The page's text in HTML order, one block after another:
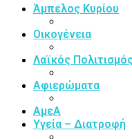
Άμπελος Κυρίου
Οικογένεια
Λαϊκός
Αφιερώματα
ΑμεΑ
Υγεία – Διατροφή